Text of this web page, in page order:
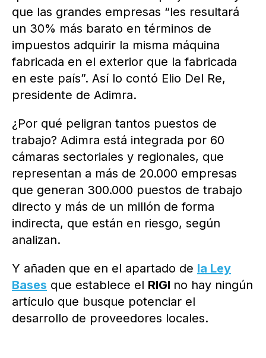
que las grandes empresas “les resultará
un 30% más barato en términos de
impuestos adquirir la misma máquina
fabricada en el exterior que la fabricada
en este país”. Así lo contó Elio Del Re,
presidente de Adimra.
¿Por qué peligran tantos puestos de
trabajo? Adimra está integrada por 60
cámaras sectoriales y regionales, que
representan a más de 20.000 empresas
que generan 300.000 puestos de trabajo
directo y más de un millón de forma
indirecta, que están en riesgo, según
analizan.
Y añaden que en el apartado de la Ley
Bases que establece el RIGI no hay ningún
artículo que busque potenciar el
desarrollo de proveedores locales.